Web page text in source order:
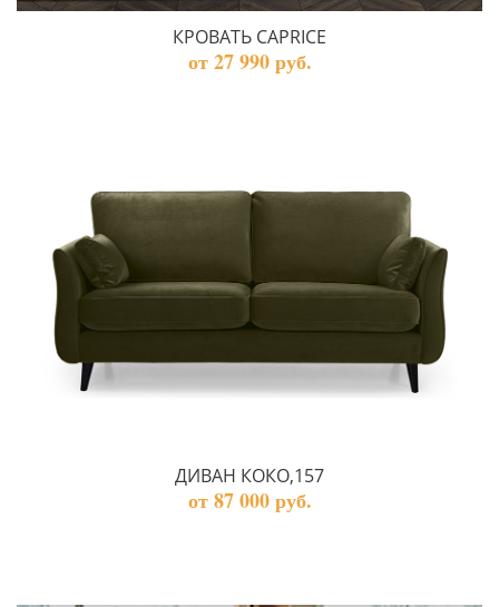
КРОВАТЬ CAPRICE
от 27 990 руб.
ДИВАН КОКО,157
от 87 000 руб.